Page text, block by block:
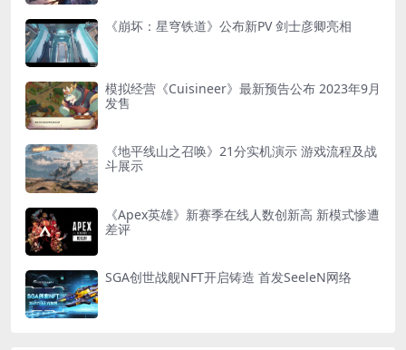
《崩坏：星穹铁道》公布新PV 剑士彦卿亮相
模拟经营《Cuisineer》最新预告公布 2023年9月
发售
《地平线山之召唤》21分实机演示 游戏流程及战
斗展示
《Apex英雄》新赛季在线人数创新高 新模式惨遭
差评
SGA创世战舰NFT开启铸造 首发SeeleN网络